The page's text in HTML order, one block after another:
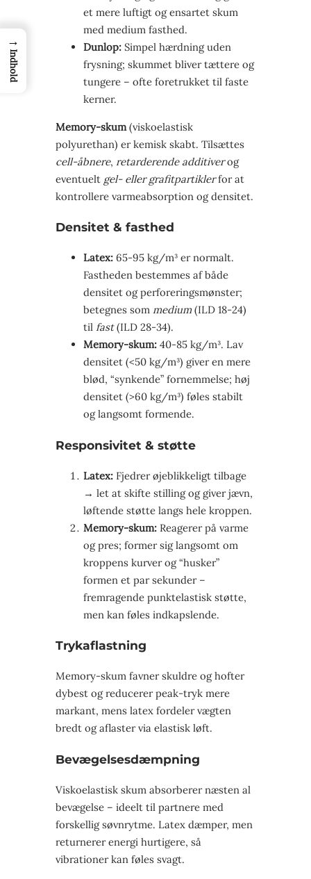
et mere luftigt og ensartet skum
med medium fasthed.
Dunlop: Simpel hærdning uden
frysning; skummet bliver tættere og
tungere – ofte foretrukket til faste
kerner.
Memory-skum(viskoelastisk
polyurethan) er kemisk skabt. Tilsættes
cell-åbnere, retarderende additiverog
eventuelt gel- eller grafitpartiklerfor at
kontrollere varmeabsorption og densitet.
Densitet & fasthed
Latex: 65-95 kg/m³ er normalt.
Fastheden bestemmes af både
densitet og perforeringsmønster;
betegnes som medium(ILD 18-24)
til fast(ILD 28-34).
Memory-skum: 40-85 kg/m³. Lav
densitet (<50 kg/m³) giver en mere
blød, “synkende” fornemmelse; høj
densitet (>60 kg/m³) føles stabilt
og langsomt formende.
Responsivitet & støtte
Latex: Fjedrer øjeblikkeligt tilbage
→ let at skifte stilling og giver jævn,
løftende støtte langs hele kroppen.
Memory-skum: Reagerer på varme
og pres; former sig langsomt om
kroppens kurver og “husker”
formen et par sekunder –
fremragende punktelastisk støtte,
men kan føles indkapslende.
Trykaflastning
Memory-skum favner skuldre og hofter
dybest og reducerer peak-tryk mere
markant, mens latex fordeler vægten
bredt og aflaster via elastisk løft.
Bevægelsesdæmpning
Viskoelastisk skum absorberer næsten al
bevægelse – ideelt til partnere med
forskellig søvnrytme. Latex dæmper, men
returnerer energi hurtigere, så
vibrationer kan føles svagt.
→
Indhold